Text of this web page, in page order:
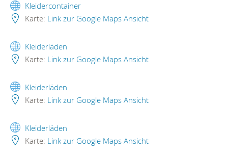
Kleidercontainer
Karte: Link zur Google Maps Ansicht
Kleiderläden
Karte: Link zur Google Maps Ansicht
Kleiderläden
Karte: Link zur Google Maps Ansicht
Kleiderläden
Karte: Link zur Google Maps Ansicht